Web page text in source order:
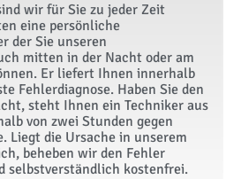
wir für Sie zu jeder Zeit
eine persönliche
der Sie unseren
mitten in der Nacht oder am
Er liefert Ihnen innerhalb
Fehlerdiagnose. Haben Sie den
steht Ihnen ein Techniker aus
von zwei Stunden gegen
Liegt die Ursache in unserem
beheben wir den Fehler
selbstverständlich kostenfrei.